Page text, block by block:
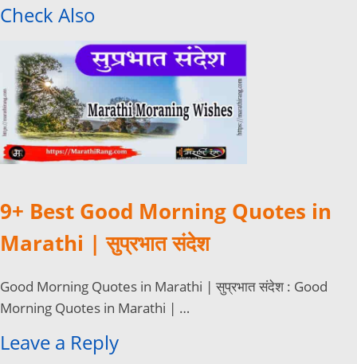
Check Also
9+ Best Good Morning Quotes in
Marathi | सुप्रभात संदेश
Good Morning Quotes in Marathi | सुप्रभात संदेश : Good
Morning Quotes in Marathi | …
Leave a Reply